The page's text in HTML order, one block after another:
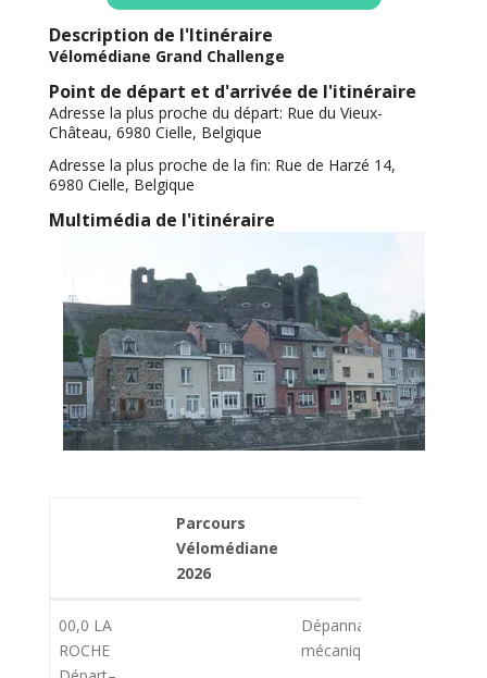
Parcours
Vélomédiane
2026
00,0 LA
ROCHE
Dépannage
mécanique